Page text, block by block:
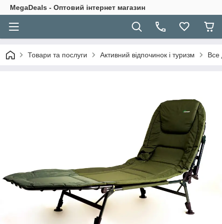
MegaDeals - Оптовий інтернет магазин
Товари та послуги Активний відпочинок і туризм Все